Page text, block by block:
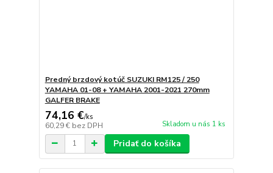
Predný brzdový kotúč SUZUKI RM125 / 250
YAMAHA 01-08 + YAMAHA 2001-2021 270mm
GALFER BRAKE
74,16 €/ks
60,29 € bez DPH Skladom u nás 1 ks
Pridať do košíka